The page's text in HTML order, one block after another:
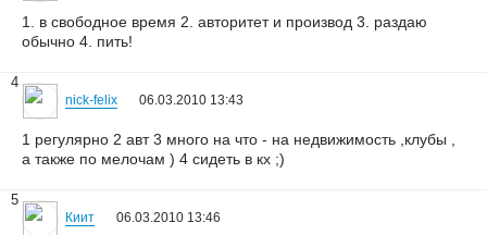
1. в свободное время 2. авторитет и производ 3. раздаю
обычно 4. пить!
4
nick-felix 06.03.2010 13:43
1 регулярно 2 авт 3 много на что - на недвижимость ,клубы ,
а также по мелочам ) 4 сидеть в кх ;)
5
Киит 06.03.2010 13:46